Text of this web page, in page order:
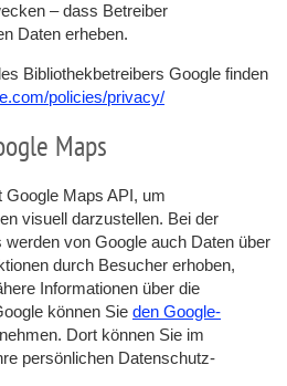
– dass Betreiber
Daten erheben.
Bibliothekbetreibers Google finden
policies/privacy/
Maps
Maps API, um
visuell darzustellen. Bei der
von Google auch Daten über
durch Besucher erhoben,
Informationen über die
können Sie den Google-
Dort können Sie im
persönlichen Datenschutz-